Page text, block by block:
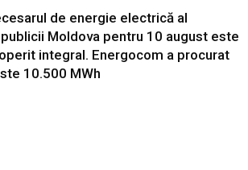
de energie electrică al
Moldova pentru 10 august este
integral. Energocom a procurat
10.500 MWh